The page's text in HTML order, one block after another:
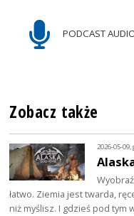
PODCAST
Zobacz także
2026-05-
łatwo. Ziemia jest twarda,
niż myślisz. I gdzieś pod tym